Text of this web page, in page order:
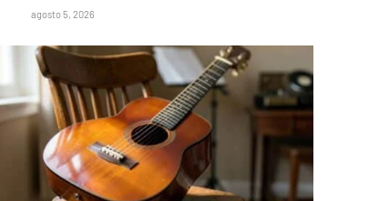
agosto 5, 2026